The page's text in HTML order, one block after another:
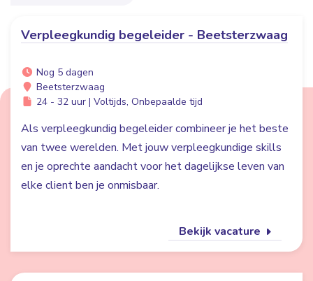
Verpleegkundig begeleider - Beetsterzwaag
Nog 5 dagen
Beetsterzwaag
24 - 32 uur | Voltijds, Onbepaalde tijd
Als verpleegkundig begeleider combineer je het beste
van twee werelden. Met jouw verpleegkundige skills
en je oprechte aandacht voor het dagelijkse leven van
elke client ben je onmisbaar.
Bekijk vacature